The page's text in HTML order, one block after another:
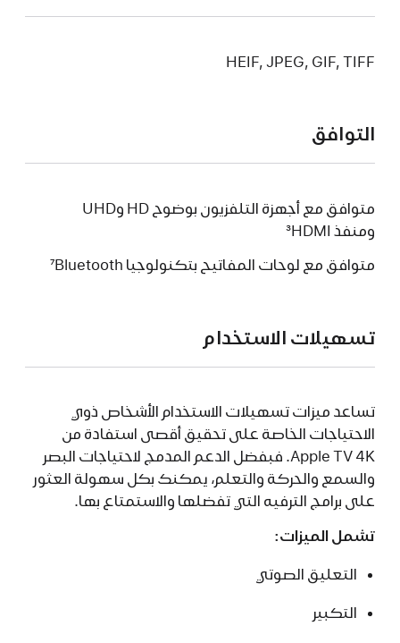
HEIF, JPEG, GIF, TIFF
التوافق
متوافق مع أجهزة التلفزيون بوضوح HD وUHD
ومنفذ HDMI‏
3
متوافق مع لوحات المفاتيح بتكنولوجيا Bluetooth‏
7
تسهيلات الاستخدام
تساعد ميزات تسهيلات الاستخدام الأشخاص ذوي
الاحتياجات الخاصة على تحقيق أقصى استفادة من
Apple TV 4K. فبفضل الدعم المدمج لاحتياجات البصر
والسمع والحركة والتعلم، يمكنك بكل سهولة العثور
على برامج الترفيه التي تفضلها والاستمتاع بها.
تشمل الميزات:
التعليق الصوتي
التكبير